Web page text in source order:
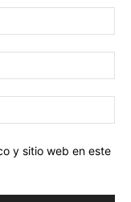
y sitio web en este